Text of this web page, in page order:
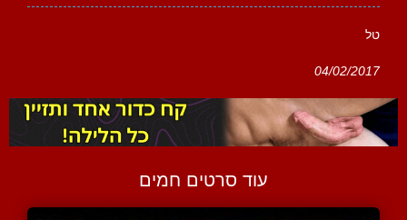
טל
04/02/2017
עוד סרטים חמים